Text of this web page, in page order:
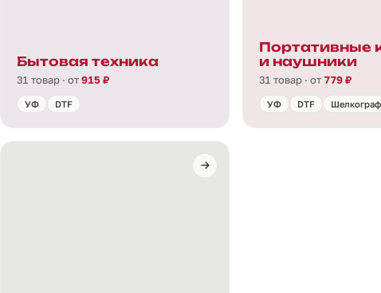
Бытовая техника
31 товар · от915 ₽
УФ DTF
Портативные
и наушники
31 товар · от 779 ₽
УФ DTF